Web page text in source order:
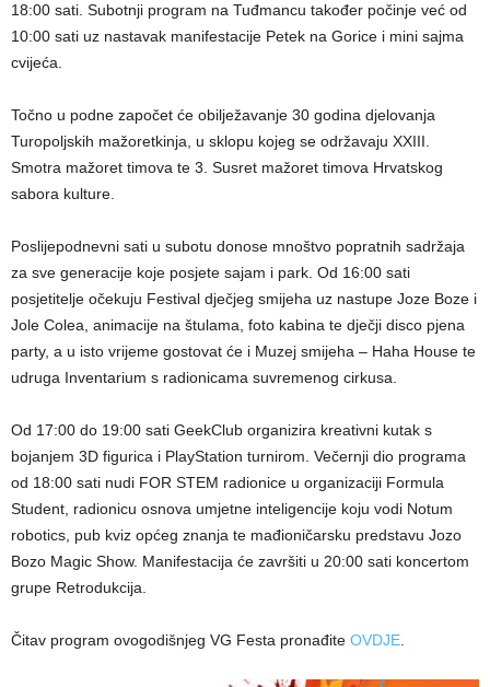
18:00 sati. Subotnji program na Tuđmancu također počinje već od
10:00 sati uz nastavak manifestacije Petek na Gorice i mini sajma
cvijeća.
Točno u podne započet će obilježavanje 30 godina djelovanja
Turopoljskih mažoretkinja, u sklopu kojeg se održavaju XXIII.
Smotra mažoret timova te 3. Susret mažoret timova Hrvatskog
sabora kulture.
Poslijepodnevni sati u subotu donose mnoštvo popratnih sadržaja
za sve generacije koje posjete sajam i park. Od 16:00 sati
posjetitelje očekuju Festival dječjeg smijeha uz nastupe Joze Boze i
Jole Colea, animacije na štulama, foto kabina te dječji disco pjena
party, a u isto vrijeme gostovat će i Muzej smijeha – Haha House te
udruga Inventarium s radionicama suvremenog cirkusa.
Od 17:00 do 19:00 sati GeekClub organizira kreativni kutak s
bojanjem 3D figurica i PlayStation turnirom. Večernji dio programa
od 18:00 sati nudi FOR STEM radionice u organizaciji Formula
Student, radionicu osnova umjetne inteligencije koju vodi Notum
robotics, pub kviz općeg znanja te mađioničarsku predstavu Jozo
Bozo Magic Show. Manifestacija će završiti u 20:00 sati koncertom
grupe Retrodukcija.
Čitav program ovogodišnjeg VG Festa pronađite OVDJE